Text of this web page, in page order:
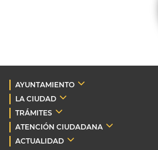
AYUNTAMIENTO
LA CIUDAD
TRÁMITES
ATENCIÓN CIUDADANA
ACTUALIDAD